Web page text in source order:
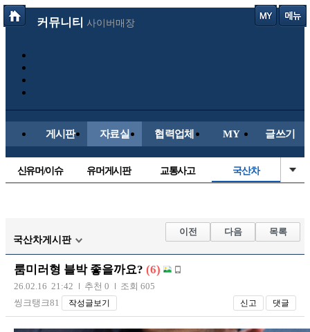
커뮤니티 사이버매장
게시판 자료실 협력업체 MY 글쓰기
신유머/이슈 유머게시판 교통사고 국산차
자유사진 군사/무기
트럭/버스
장착시공사진
국산차게시판
이전 다음 목록
룸미러형 블박 좋을까요? (6)
26.02.16 21:42 추천 0
조회 605
씽크탱크81
작성글보기 신고 댓글